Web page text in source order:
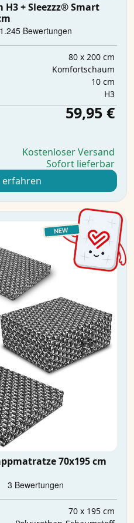
H3 + Sleezzz® Smart
80 x 200 cm
Komfortschaum
10 cm
H3
59,95 €
Kostenloser Versand
Sofort lieferbar
70x195 cm
70 x 195 cm